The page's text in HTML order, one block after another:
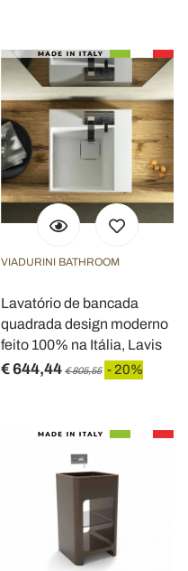
VIADURINI BATHROOM
Lavatório de bancada
quadrada design moderno
feito 100% na Itália, Lavis
€ 644,44 € 805,55 - 20%